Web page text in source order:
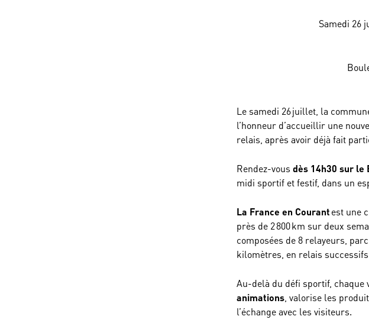
Samedi 26
Le samedi 26 juillet, la
l’honneur d’accueillir une
relais, après avoir déjà fait
Rendez-vous dès 14h30 sur le
midi sportif et festif, dans un
La France en Courantest une
près de 2 800 km sur deux
composées de 8 relayeurs,
kilomètres, en relais
Au-delà du défi sportif,
animations , valorise les
l’échange avec les visiteurs.